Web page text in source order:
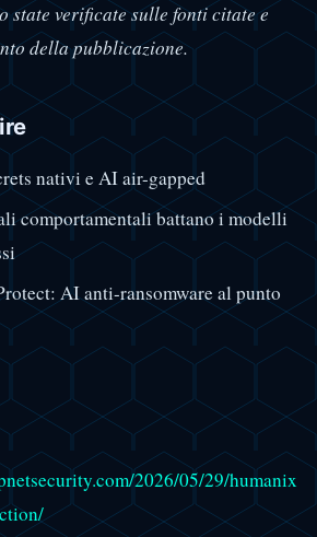
state verificate sulle fonti citate e
della pubblicazione.
nativi e AI air-gapped
comportamentali battano i modelli
AI anti-ransomware al punto
2026/05/29/humanix